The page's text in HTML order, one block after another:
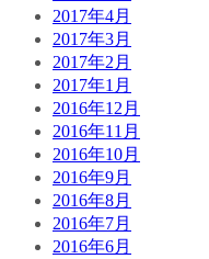
2017年4月
2017年3月
2017年2月
2017年1月
2016年12月
2016年11月
2016年10月
2016年9月
2016年8月
2016年7月
2016年6月